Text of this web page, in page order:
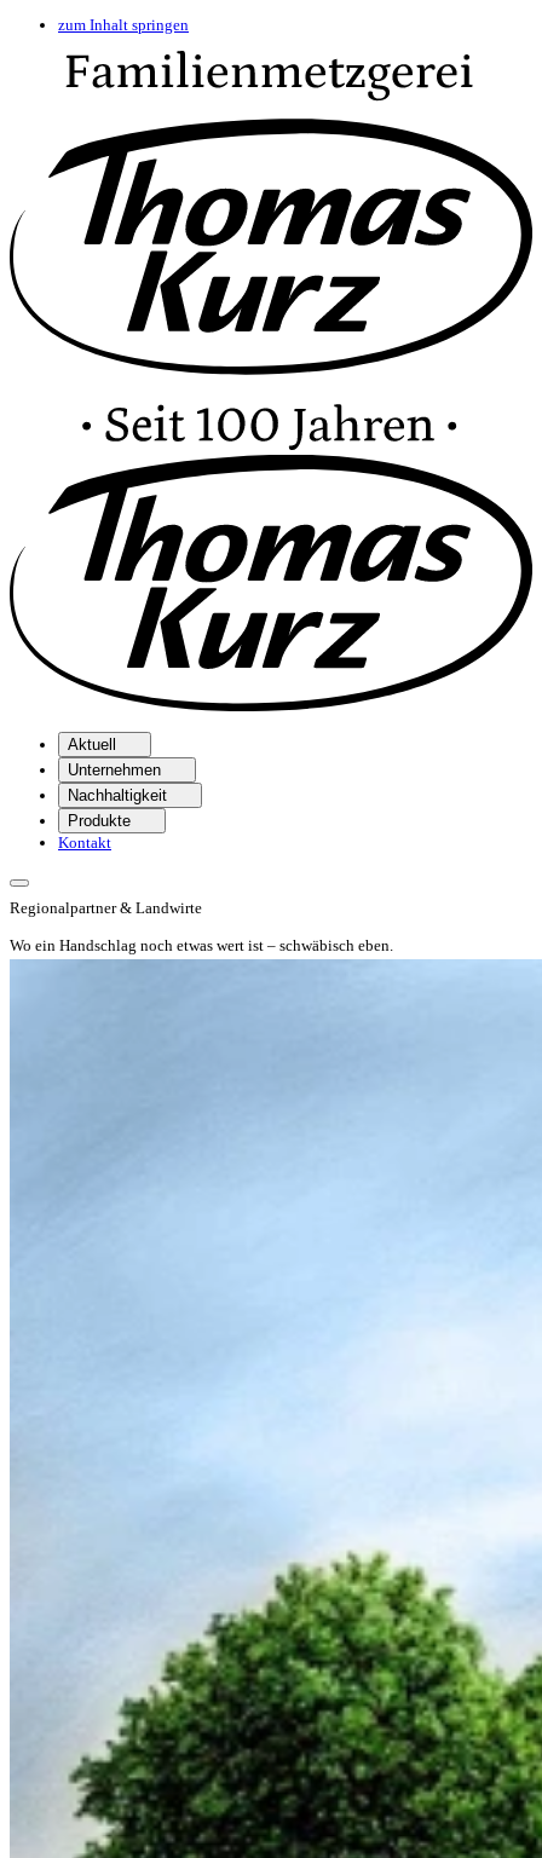
zum Inhalt springen
Aktuell
Unternehmen
Nachhaltigkeit
Produkte
Kontakt
Regionalpartner & Landwirte
Wo ein Handschlag noch etwas wert ist – schwäbisch eben.